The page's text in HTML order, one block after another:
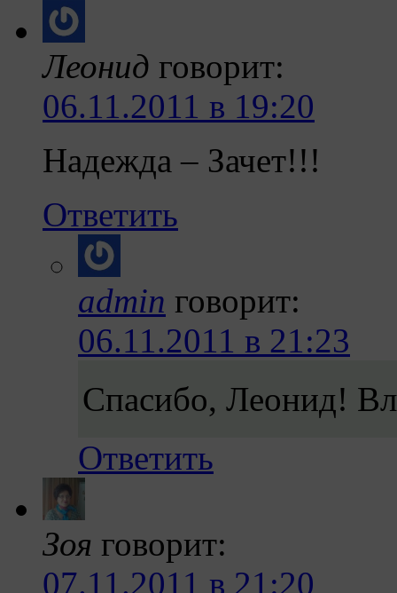
Леонид говорит:
06.11.2011 в 19:20
Надежда – Зачет!!!
Ответить
admin говорит:
06.11.2011 в 21:23
Спасибо, Леонид!
Ответить
Зоя говорит:
07.11.2011 в 21:20